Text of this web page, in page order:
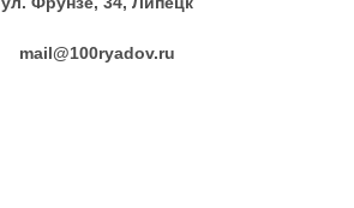
mail@100ryadov.ru